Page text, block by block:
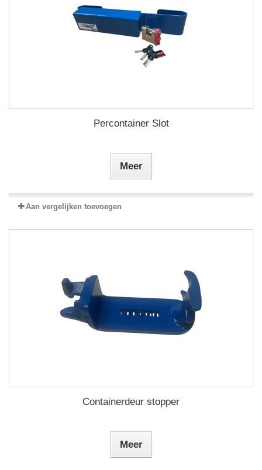
Percontainer Slot
Meer
Aan vergelijken toevoegen
Containerdeur stopper
Meer